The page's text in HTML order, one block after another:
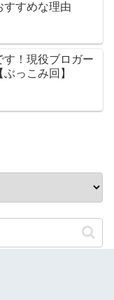
すすめな理由
す！現役ブロガー
っこみ回】